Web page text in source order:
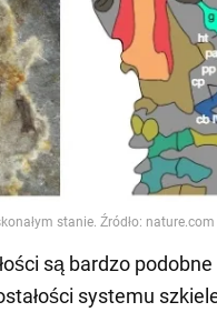
są bardzo
systemu